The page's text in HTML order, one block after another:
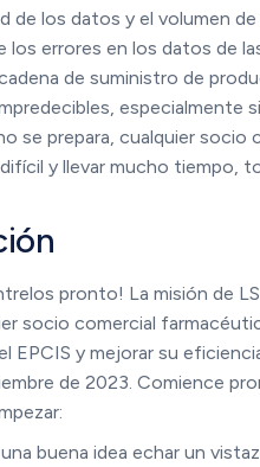
de los datos y el volumen
los errores en los datos de
cadena de suministro de
se prepara, cualquier
y llevar mucho tiempo,
pronto! La misión de
socio comercial
EPCIS y mejorar su
de 2023. Comience
buena idea echar un